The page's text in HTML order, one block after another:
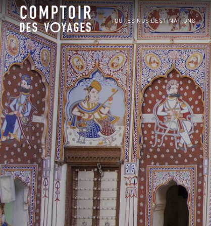
TOUTES NOS DESTINATIONS